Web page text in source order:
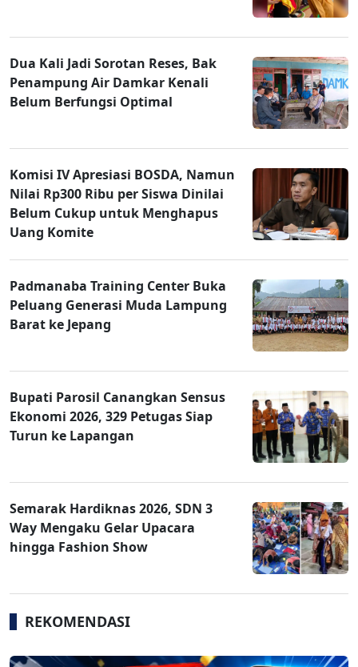
Dua Kali Jadi Sorotan Reses, Bak
Penampung Air Damkar Kenali
Belum Berfungsi Optimal
Komisi IV Apresiasi BOSDA, Namun
Nilai Rp300 Ribu per Siswa Dinilai
Belum Cukup untuk Menghapus
Uang Komite
Padmanaba Training Center Buka
Peluang Generasi Muda Lampung
Barat ke Jepang
Bupati Parosil Canangkan Sensus
Ekonomi 2026, 329 Petugas Siap
Turun ke Lapangan
Semarak Hardiknas 2026, SDN 3
Way Mengaku Gelar Upacara
hingga Fashion Show
REKOMENDASI